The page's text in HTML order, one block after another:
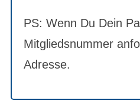
PS: Wenn Du Dein
Mitgliedsnummer
Adresse.